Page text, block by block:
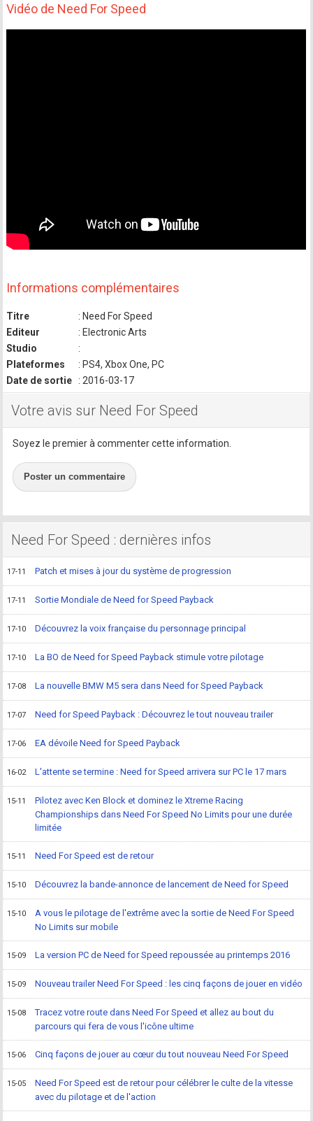
Vidéo de Need For Speed
Informations complémentaires
Titre
: Need For Speed
Editeur
: Electronic Arts
Studio
:
Plateformes
: PS4, Xbox One, PC
Date de sortie
: 2016-03-17
Votre avis sur Need For Speed
Soyez le premier à commenter cette information.
Poster un commentaire
Need For Speed : dernières infos
17-11 Patch et mises à jour du système de progression
17-11 Sortie Mondiale de Need for Speed Payback
17-10 Découvrez la voix française du personnage principal
17-10 La BO de Need for Speed Payback stimule votre pilotage
17-08 La nouvelle BMW M5 sera dans Need for Speed Payback
17-07 Need for Speed Payback : Découvrez le tout nouveau trailer
17-06 EA dévoile Need for Speed Payback
16-02 L'attente se termine : Need for Speed arrivera sur PC le 17 mars
15-11
Pilotez avec Ken Block et dominez le Xtreme Racing
Championships dans Need For Speed No Limits pour une durée
limitée
15-11 Need For Speed est de retour
15-10 Découvrez la bande-annonce de lancement de Need for Speed
15-10
A vous le pilotage de l'extrême avec la sortie de Need For Speed
No Limits sur mobile
15-09 La version PC de Need for Speed repoussée au printemps 2016
15-09 Nouveau trailer Need For Speed : les cinq façons de jouer en vidéo
15-08
Tracez votre route dans Need For Speed et allez au bout du
parcours qui fera de vous l'icône ultime
15-06 Cinq façons de jouer au cœur du tout nouveau Need For Speed
15-05
Need For Speed est de retour pour célébrer le culte de la vitesse
avec du pilotage et de l'action